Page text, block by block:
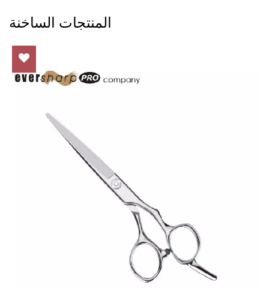
المنتجات الساخنة